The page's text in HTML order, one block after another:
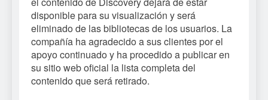
disponible para su visualización y será
eliminado de las bibliotecas de los usuarios. La
compañía ha agradecido a sus clientes por el
apoyo continuado y ha procedido a publicar en
su sitio web oficial la lista completa del
contenido que será retirado.